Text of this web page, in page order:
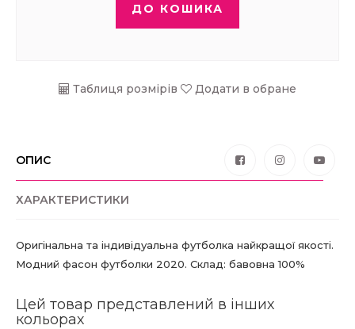
ДО КОШИКА
Таблиця розмірів Додати в обране
ОПИС
ХАРАКТЕРИСТИКИ
Оригінальна та індивідуальна футболка найкращої якості.
Модний фасон футболки 2020. Склад: бавовна 100%
Цей товар представлений в інших
кольорах